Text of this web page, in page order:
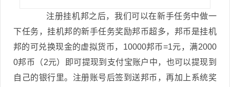
注册挂机邦之后，我们可以在新手任务中做一
下任务，挂机邦的新手任务奖励邦币超多，邦币是挂机
邦的可兑换现金的虚拟货币，10000邦币=1元，满2000
0邦币（2元）即可提现到支付宝账户中，也可以提现到
自己的银行里。注册账号后签到送邦币，再加上系统奖